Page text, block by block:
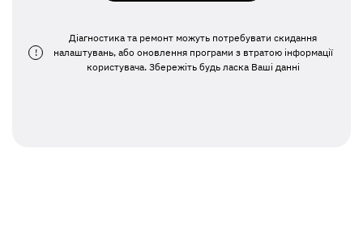
!
Діагностика та ремонт можуть потребувати скидання
налаштувань, або оновлення програми з втратою інформації
користувача. Збережіть будь ласка Ваші данні